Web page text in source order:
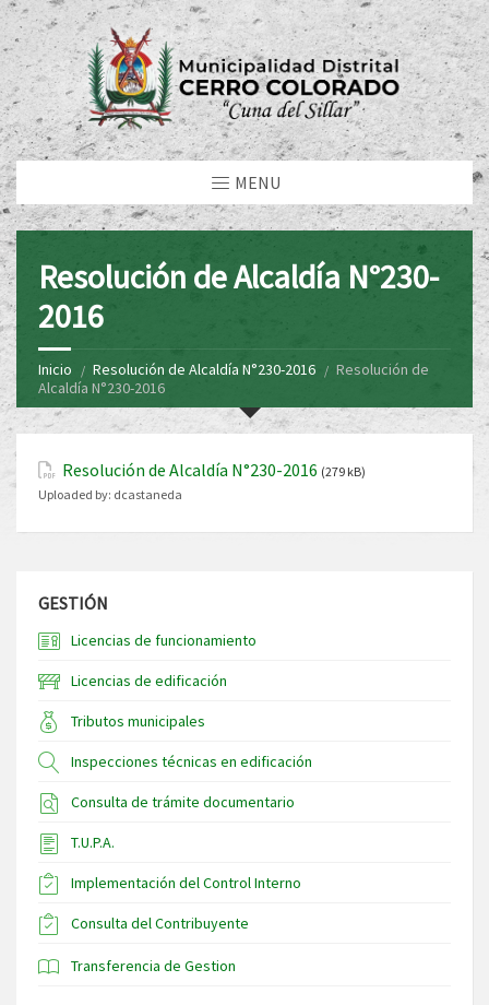
MENU
Resolución de Alcaldía N°230-
2016
Inicio Resolución de Alcaldía N°230-2016
Resolución de
Alcaldía N°230-2016
Resolución de Alcaldía N°230-2016 (279 kB)
Uploaded by: dcastaneda
GESTIÓN
Licencias de funcionamiento
Licencias de edificación
Tributos municipales
Inspecciones técnicas en edificación
Consulta de trámite documentario
T.U.P.A.
Implementación del Control Interno
Consulta del Contribuyente
Transferencia de Gestion